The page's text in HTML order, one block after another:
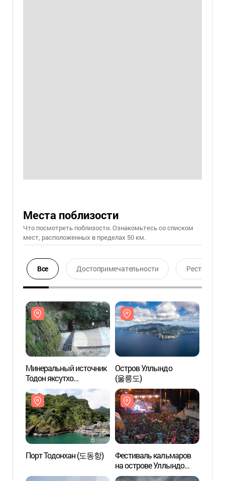
Места поблизости
Что посмотреть поблизости. Ознакомьтесь со списком
мест, расположенных в пределах 50 км.
Все Достопримечательности Ресторан
Минеральный источник
Тодон яксутхо
(도동약수터)
Остров Уллындо
(울릉도)
Порт Тодонхан (도동항)
Фестиваль кальмаров
на острове Уллындо
(울릉도 오징어축제)